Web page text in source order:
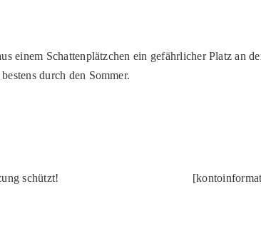
einem Schattenplätzchen ein gefährlicher Platz an
durch den Sommer.
schützt!